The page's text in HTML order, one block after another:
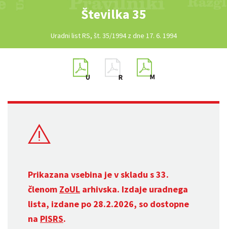
Številka 35
Uradni list RS, št. 35/1994 z dne 17. 6. 1994
Prikazana vsebina je v skladu s 33.
členom ZoUL arhivska. Izdaje uradnega
lista, izdane po 28.2.2026, so dostopne
na PISRS.